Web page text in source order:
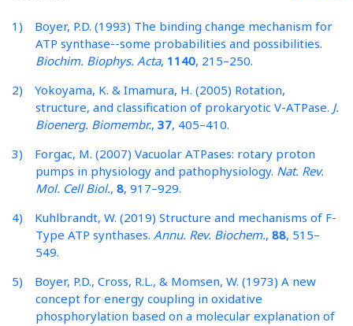
1) Boyer, P.D. (1993) The binding change mechanism for
ATP synthase--some probabilities and possibilities.
Biochim. Biophys. Acta, 1140, 215–250.
2) Yokoyama, K. & Imamura, H. (2005) Rotation,
structure, and classification of prokaryotic V-ATPase. J.
Bioenerg. Biomembr., 37, 405–410.
3) Forgac, M. (2007) Vacuolar ATPases: rotary proton
pumps in physiology and pathophysiology. Nat. Rev.
Mol. Cell Biol., 8, 917–929.
4) Kuhlbrandt, W. (2019) Structure and mechanisms of F-
Type ATP synthases. Annu. Rev. Biochem., 88, 515–
549.
5) Boyer, P.D., Cross, R.L., & Momsen, W. (1973) A new
concept for energy coupling in oxidative
phosphorylation based on a molecular explanation of